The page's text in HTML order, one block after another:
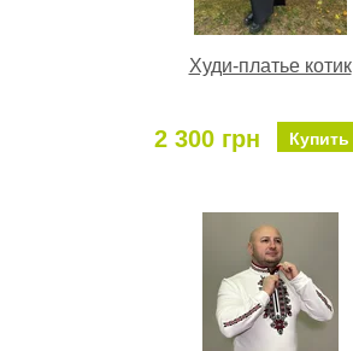
Худи-платье котик
2 300 грн Купить